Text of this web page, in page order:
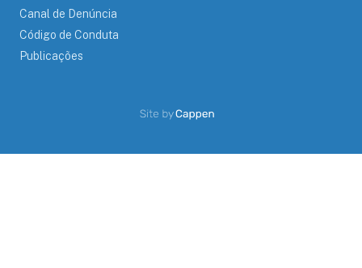
Canal de Denúncia
Código de Conduta
Publicações